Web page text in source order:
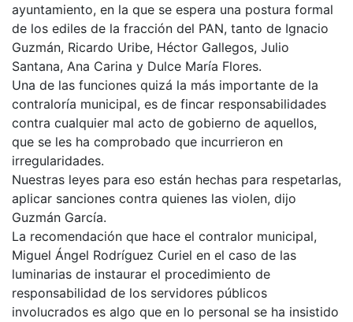
ayuntamiento, en la que se espera una postura formal
de los ediles de la fracción del PAN, tanto de Ignacio
Guzmán, Ricardo Uribe, Héctor Gallegos, Julio
Santana, Ana Carina y Dulce María Flores.
Una de las funciones quizá la más importante de la
contraloría municipal, es de fincar responsabilidades
contra cualquier mal acto de gobierno de aquellos,
que se les ha comprobado que incurrieron en
irregularidades.
Nuestras leyes para eso están hechas para respetarlas,
aplicar sanciones contra quienes las violen, dijo
Guzmán García.
La recomendación que hace el contralor municipal,
Miguel Ángel Rodríguez Curiel en el caso de las
luminarias de instaurar el procedimiento de
responsabilidad de los servidores públicos
involucrados es algo que en lo personal se ha insistido